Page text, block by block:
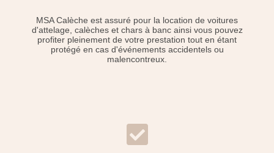
MSA Calèche est assuré pour la location de voitures
d'attelage, calèches et chars à banc ainsi vous pouvez
profiter pleinement de votre prestation tout en étant
protégé en cas d'événements accidentels ou
malencontreux.